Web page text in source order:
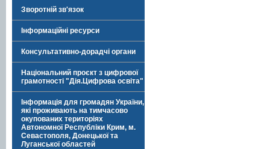
Зворотній зв'язок
Інформаційні ресурси
Консультативно-дорадчі органи
Національний проєкт з цифрової
грамотності "Дія.Цифрова освіта"
Інформація для громадян України,
які проживають на тимчасово
окупованих територіях
Автономної Республіки Крим, м.
Севастополя, Донецької та
Луганської областей